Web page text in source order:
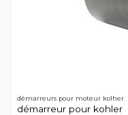
démarreurs pour moteur kolher
démarreur pour kohler